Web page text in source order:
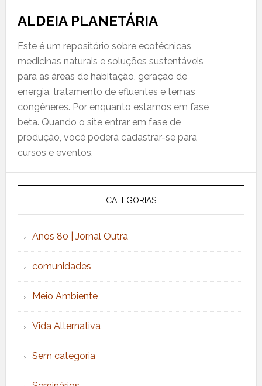
ALDEIA PLANETÁRIA
Este é um repositório sobre ecotécnicas,
medicinas naturais e soluções sustentáveis
para as áreas de habitação, geração de
energia, tratamento de efluentes e temas
congêneres. Por enquanto estamos em fase
beta. Quando o site entrar em fase de
produção, você poderá cadastrar-se para
cursos e eventos.
CATEGORIAS
Anos 80 | Jornal Outra
comunidades
Meio Ambiente
Vida Alternativa
Sem categoria